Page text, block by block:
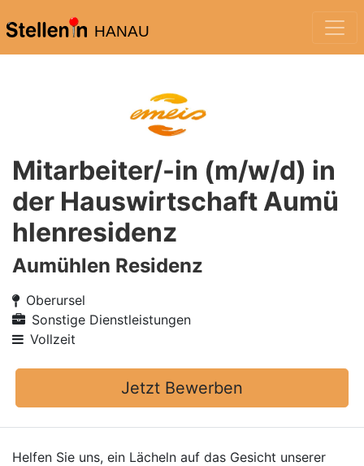
HANAU
Mitarbeiter/-in (m/w/d) in
der Hauswirtschaft Aumü
hlenresidenz
Aumühlen Residenz
Oberursel
Sonstige Dienstleistungen
Vollzeit
Jetzt Bewerben
Helfen Sie uns, ein Lächeln auf das Gesicht unserer